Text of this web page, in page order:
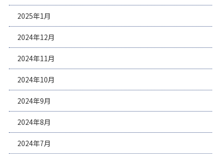
2025年1月
2024年12月
2024年11月
2024年10月
2024年9月
2024年8月
2024年7月